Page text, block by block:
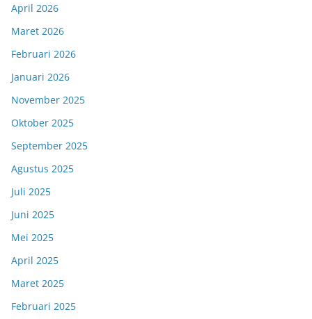
April 2026
Maret 2026
Februari 2026
Januari 2026
November 2025
Oktober 2025
September 2025
Agustus 2025
Juli 2025
Juni 2025
Mei 2025
April 2025
Maret 2025
Februari 2025